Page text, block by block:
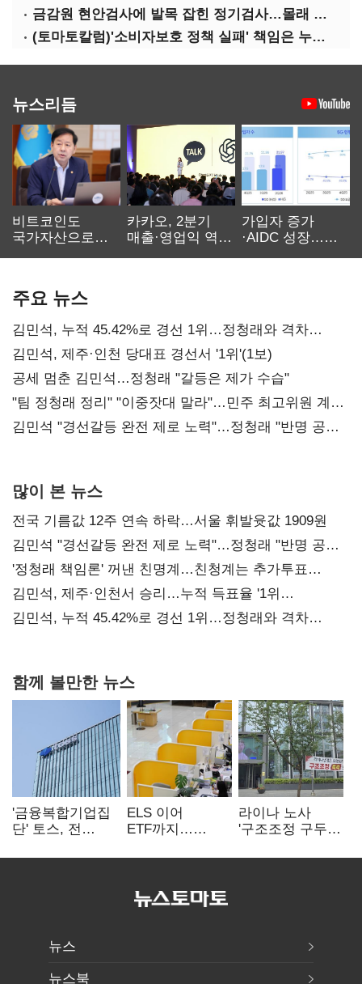
금감원 현안검사에 발목 잡힌 정기검사…몰래 웃는 금융권
(토마토칼럼)'소비자보호 정책 실패' 책임은 누가 지나
뉴스리듬
비트코인도
국가자산으로…'
카카오, 2분기
매출·영업익 역대
가입자 증가
·AIDC 성장…
주요 뉴스
김민석, 누적 45.42%로 경선 1위…정청래와 격차
0.86%p(2보)
김민석, 제주·인천 당대표 경선서 '1위'(1보)
공세 멈춘 김민석…정청래 "갈등은 제가 수습"
"팀 정청래 정리" "이중잣대 말라"…민주 최고위원 계파
다툼 격화
김민석 "경선갈등 완전 제로 노력"…정청래 "반명 공세
많이 본 뉴스
전국 기름값 12주 연속 하락…서울 휘발윳값 1909원
김민석 "경선갈등 완전 제로 노력"…정청래 "반명 공세
사과부터"
'정청래 책임론' 꺼낸 친명계…친청계는 추가투표
때리기
김민석, 제주·인천서 승리…누적 득표율 '1위
탈환'(종합)
김민석, 누적 45.42%로 경선 1위…정청래와 격차
함께 볼만한 뉴스
'금융복합기업집
단' 토스, 전
표준화
ELS 이어
ETF까지…
제동 걸린 은행
라이나 노사
'구조조정 구두
뉴스
뉴스북